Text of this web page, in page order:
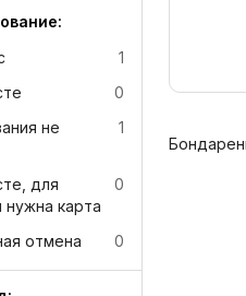
1
0
не
1
для
нужна карта
0
отмена 0